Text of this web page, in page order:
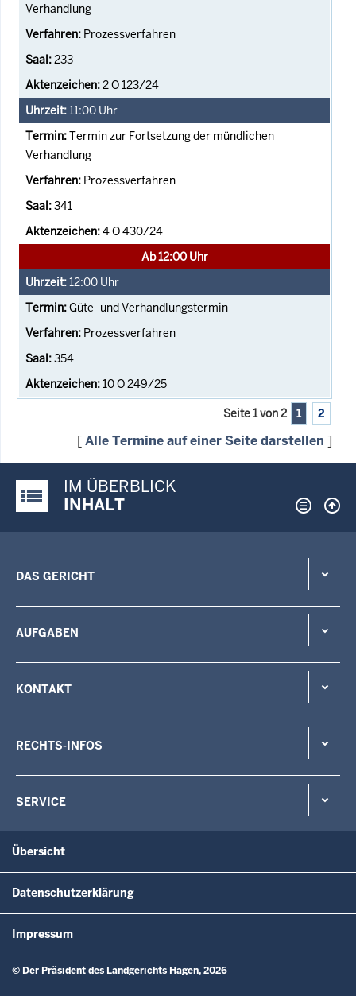
Verhandlung
Prozessverfahren
233
2 O 123/24
11:00 Uhr
Termin zur Fortsetzung der mündlichen
Verhandlung
Prozessverfahren
341
4 O 430/24
Ab 12:00 Uhr
12:00 Uhr
Güte- und Verhandlungstermin
Prozessverfahren
354
10 O 249/25
Seite 1 von 2 1 2
[Alle Termine auf einer Seite darstellen ]
Justiz-Portal im Überblick:
IM ÜBERBLICK
INHALT
DAS GERICHT
AUFGABEN
KONTAKT
RECHTS-INFOS
SERVICE
Übersicht
Datenschutzerklärung
Impressum
© Der Präsident des Landgerichts Hagen, 2026